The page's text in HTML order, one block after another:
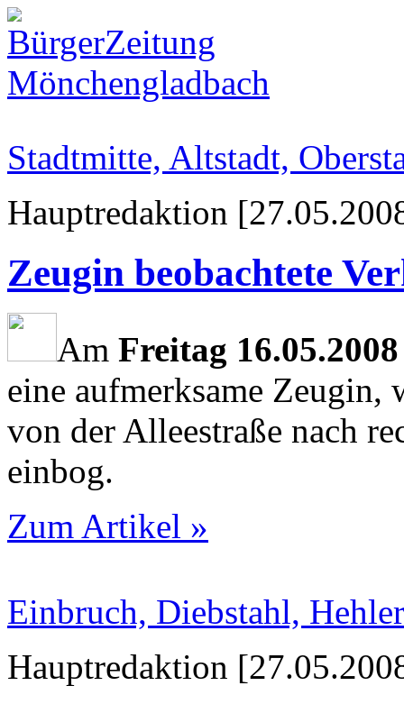
Stadtmitte, Altstadt,
Hauptredaktion
Zeugin beobachtete
Am Freitag 16.05.2008
eine aufmerksame
von der Alleestraße nach
einbog.
Zum Artikel »
Einbruch, Diebstahl,
Hauptredaktion